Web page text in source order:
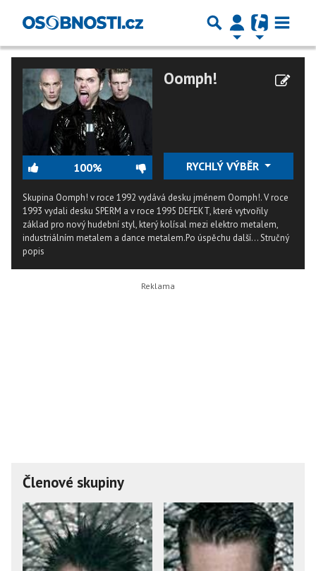
100%
Oomph!
RYCHLÝ VÝBĚR
Skupina Oomph! v roce 1992 vydává desku jménem Oomph!. V roce
1993 vydali desku SPERM a v roce 1995 DEFEKT, které vytvořily
základ pro nový hudební styl, který kolísal mezi elektro metalem,
industriálním metalem a dance metalem.Po úspěchu další...Stručný
popis
Členové skupiny